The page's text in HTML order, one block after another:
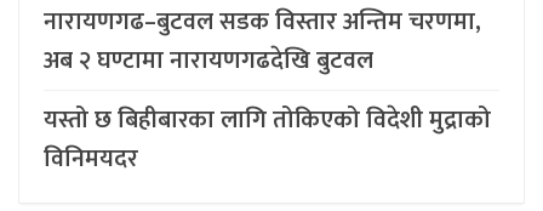
नारायणगढ–बुटवल सडक विस्तार अन्तिम चरणमा,
अब २ घण्टामा नारायणगढदेखि बुटवल
यस्तो छ बिहीबारका लागि तोकिएको विदेशी मुद्राको
विनिमयदर